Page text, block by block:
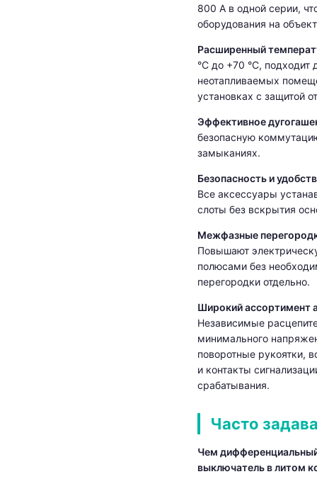
800 А в одной серии,
оборудования на
Расширенный
°C до +70 °C, подходит
неотапливаемых
установках с защитой
Эффективное
безопасную
замыканиях.
Безопасность и
Все аксессуары
слоты без вскрытия
Межфазные
Повышают
полюсами без
перегородки отдельно.
Широкий ассортимент
Независимые
минимального
поворотные рукоятки,
и контакты
срабатывания.
Часто
Чем
выключатель в литом